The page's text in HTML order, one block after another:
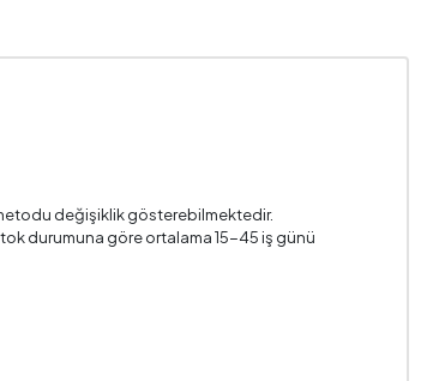
değişiklik gösterebilmektedir.
durumuna göre ortalama 15-45 iş günü